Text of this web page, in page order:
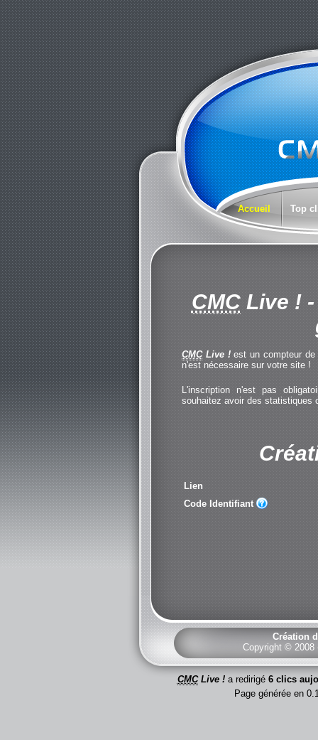
Accueil Top
CMCLive !-
CMCLive !est un compteur de
n'est nécessaire sur votre site !
L'inscription n'est pas
souhaitez avoir des statistiques
Lien
Code Identifiant
Création
Copyright © 2008
CMCLive !a redirigé 6 clics
Page générée en